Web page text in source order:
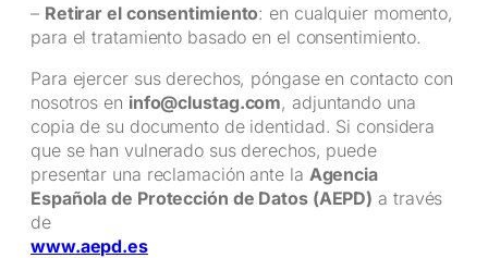
– Retirar el consentimiento: en cualquier momento,
para el tratamiento basado en el consentimiento.
Para ejercer sus derechos, póngase en contacto con
nosotros en info@clustag.com, adjuntando una
copia de su documento de identidad. Si considera
que se han vulnerado sus derechos, puede
presentar una reclamación ante la Agencia
Española de Protección de Datos (AEPD) a través
de
www.aepd.es